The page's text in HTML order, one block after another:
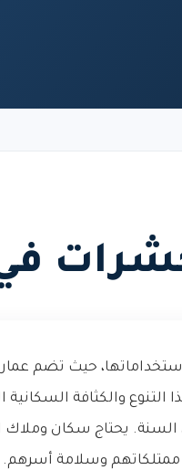
حيث تضم
والكثافة السكانية
يحتاج سكان وملاك
وسلامة أسرهم.